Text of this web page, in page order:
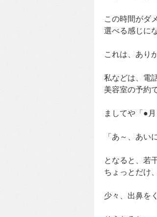
この時間がダ
選べる感じに
これは、あり
私などは、電
美容室の予約
ましてや「●
「あ～、あい
となると、若
ちょっとだけ
少々、出鼻を